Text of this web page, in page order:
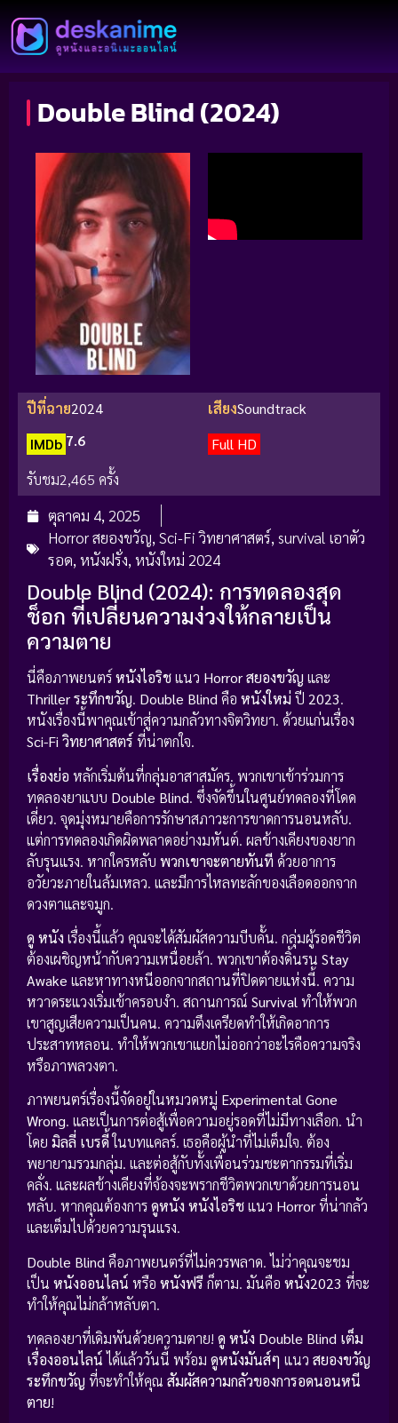
Double Blind (2024)
ปีที่ฉาย2024 เสียงSoundtrack
IMDb 7.6
Full HD
รับชม2,465 ครั้ง
ตุลาคม 4, 2025
Horror สยองขวัญ, Sci-Fi วิทยาศาสตร์, survival เอาตัว
รอด, หนังฝรั่ง, หนังใหม่ 2024
Double Blind (2024): การทดลองสุด
ช็อก ที่เปลี่ยนความง่วงให้กลายเป็น
ความตาย
นี่คือภาพยนตร์หนังไอริชแนว Horror สยองขวัญ และ
Thriller ระทึกขวัญ. Double Blindคือ หนังใหม่ ปี 2023.
หนังเรื่องนี้พาคุณเข้าสู่ความกลัวทางจิตวิทยา. ด้วยแก่นเรื่อง
Sci-Fi วิทยาศาสตร์ ที่น่าตกใจ.
เรื่องย่อ หลักเริ่มต้นที่กลุ่มอาสาสมัคร. พวกเขาเข้าร่วมการ
ทดลองยาแบบ Double Blind. ซึ่งจัดขึ้นในศูนย์ทดลองที่โดด
เดี่ยว. จุดมุ่งหมายคือการรักษาสภาวะการขาดการนอนหลับ.
แต่การทดลองเกิดผิดพลาดอย่างมหันต์. ผลข้างเคียงของยาก
ลับรุนแรง. หากใครหลับ พวกเขาจะตายทันที ด้วยอาการ
อวัยวะภายในล้มเหลว. และมีการไหลทะลักของเลือดออกจาก
ดวงตาและจมูก.
ดู หนัง เรื่องนี้แล้ว คุณจะได้สัมผัสความบีบคั้น. กลุ่มผู้รอดชีวิต
ต้องเผชิญหน้ากับความเหนื่อยล้า. พวกเขาต้องดิ้นรน Stay
Awake และหาทางหนีออกจากสถานที่ปิดตายแห่งนี้. ความ
หวาดระแวงเริ่มเข้าครอบงำ. สถานการณ์ Survival ทำให้พวก
เขาสูญเสียความเป็นคน. ความตึงเครียดทำให้เกิดอาการ
ประสาทหลอน. ทำให้พวกเขาแยกไม่ออกว่าอะไรคือความจริง
หรือภาพลวงตา.
ภาพยนตร์เรื่องนี้จัดอยู่ในหมวดหมู่ Experimental Gone
Wrong. และเป็นการต่อสู้เพื่อความอยู่รอดที่ไม่มีทางเลือก. นำ
โดย มิลลี่ เบรดี้ในบทแคลร์. เธอคือผู้นำที่ไม่เต็มใจ. ต้อง
พยายามรวมกลุ่ม. และต่อสู้กับทั้งเพื่อนร่วมชะตากรรมที่เริ่ม
คลั่ง. และผลข้างเคียงที่จ้องจะพรากชีวิตพวกเขาด้วยการนอน
หลับ. หากคุณต้องการดูหนัง หนังไอริชแนว Horrorที่น่ากลัว
และเต็มไปด้วยความรุนแรง.
Double Blind คือภาพยนตร์ที่ไม่ควรพลาด. ไม่ว่าคุณจะชม
เป็น หนังออนไลน์ หรือ หนังฟรีก็ตาม. มันคือ หนัง2023 ที่จะ
ทำให้คุณไม่กล้าหลับตา.
ทดลองยาที่เดิมพันด้วยความตาย! ดู หนัง Double Blind เต็ม
เรื่องออนไลน์ได้แล้ววันนี้ พร้อม ดูหนังมันส์ๆ แนว สยองขวัญ
ระทึกขวัญ ที่จะทำให้คุณ สัมผัสความกลัวของการอดนอนหนี
ตาย!